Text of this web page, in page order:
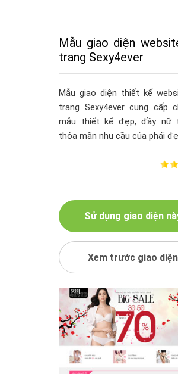
Mẫu giao diện
trang Sexy4ever
Mẫu giao diện thiết kế
trang Sexy4ever cung cấp
mẫu thiết kế đẹp, đầy nữ
thỏa mãn nhu cầu của phái
Sử dụng giao diện
Xem trước giao diện